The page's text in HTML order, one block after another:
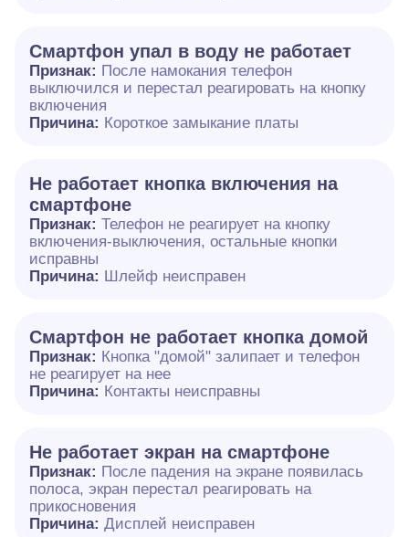
Смартфон упал в воду не работает
Признак: После намокания телефон
выключился и перестал реагировать на кнопку
включения
Причина: Короткое замыкание платы
Не работает кнопка включения на
смартфоне
Признак: Телефон не реагирует на кнопку
включения-выключения, остальные кнопки
исправны
Причина: Шлейф неисправен
Смартфон не работает кнопка домой
Признак: Кнопка "домой" залипает и телефон
не реагирует на нее
Причина: Контакты неисправны
Не работает экран на смартфоне
Признак: После падения на экране появилась
полоса, экран перестал реагировать на
прикосновения
Причина: Дисплей неисправен